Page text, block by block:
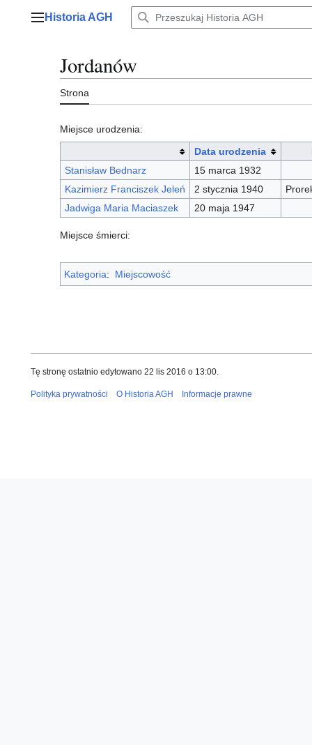
Menu główne
Historia AGH
Jordanów
Strona
Miejsce urodzenia:
Data urodzenia
Stanisław Bednarz
15 marca 1932
Kazimierz Franciszek Jeleń
2 stycznia 1940
Jadwiga Maria Maciaszek
20 maja 1947
Miejsce śmierci:
Kategoria: Miejscowość
Tę stronę ostatnio edytowano 22 lis 2016 o 13:00.
Polityka prywatności O Historia AGH Informacje prawne